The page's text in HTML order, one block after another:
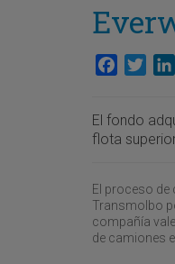
Facebook
El fondo
flota
El proceso
Transmolbo
compañía
de camiones